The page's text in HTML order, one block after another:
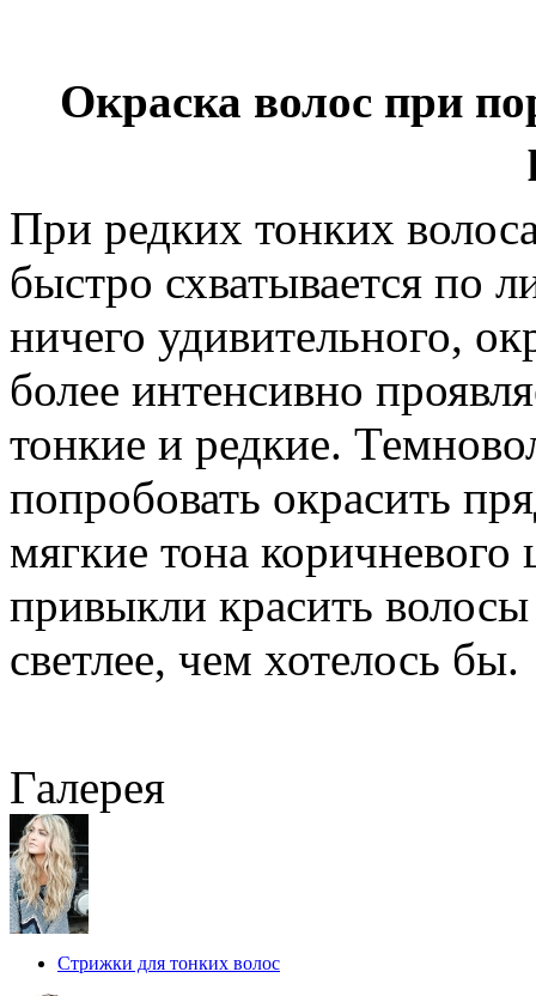
Окраска волос при
При редких тонких
быстро схватывается по
ничего удивительного,
более интенсивно
тонкие и редкие.
попробовать окрасить
мягкие тона
привыкли красить
светлее, чем хотелось бы.
Галерея
Стрижки для тонких волос